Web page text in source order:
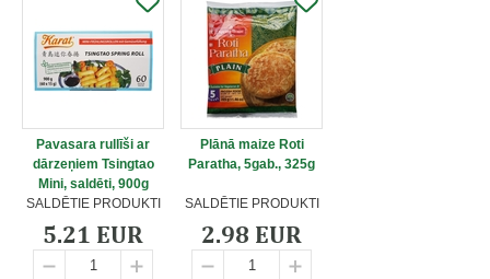
Pavasara rullīši ar
dārzeņiem Tsingtao
Mini, saldēti, 900g
SALDĒTIE PRODUKTI
5.21 EUR
Plānā maize Roti
Paratha, 5gab., 325g
SALDĒTIE PRODUKTI
2.98 EUR